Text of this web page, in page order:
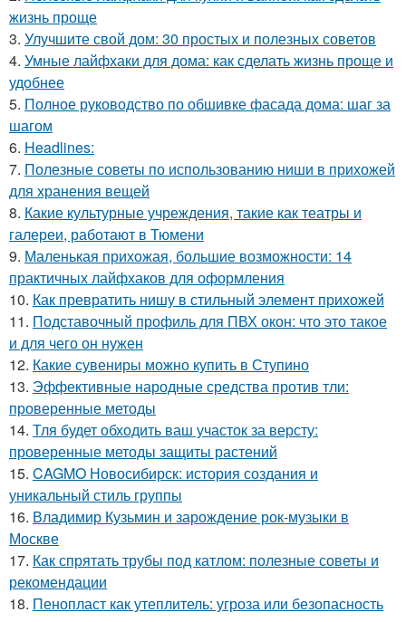
жизнь проще
3. Улучшите свой дом: 30 простых и полезных советов
4. Умные лайфхаки для дома: как сделать жизнь проще и
удобнее
5. Полное руководство по обшивке фасада дома: шаг за
шагом
6. Headlines:
7. Полезные советы по использованию ниши в прихожей
для хранения вещей
8. Какие культурные учреждения, такие как театры и
галереи, работают в Тюмени
9. Маленькая прихожая, большие возможности: 14
практичных лайфхаков для оформления
10. Как превратить нишу в стильный элемент прихожей
11. Подставочный профиль для ПВХ окон: что это такое
и для чего он нужен
12. Какие сувениры можно купить в Ступино
13. Эффективные народные средства против тли:
проверенные методы
14. Тля будет обходить ваш участок за версту:
проверенные методы защиты растений
15. CAGMO Новосибирск: история создания и
уникальный стиль группы
16. Владимир Кузьмин и зарождение рок-музыки в
Москве
17. Как спрятать трубы под катлом: полезные советы и
рекомендации
18. Пенопласт как утеплитель: угроза или безопасность